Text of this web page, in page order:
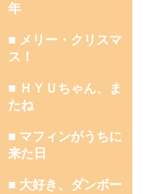
年
■ メリー・クリスマ
ス！
■ ＨＹＵちゃん、ま
たね
■ マフィンがうちに
来た日
■ 大好き、ダンボー